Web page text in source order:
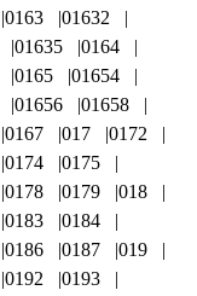
0163
01632
01635
0164
0165
01654
01656
01658
0167 017
0172
0174
0175
0178 0179
018
0183
0184
0186 0187
019
0192
0193